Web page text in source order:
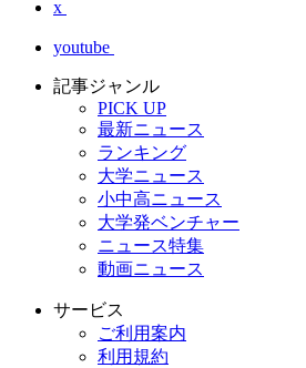
x
youtube
記事ジャンル
PICK UP
最新ニュース
ランキング
大学ニュース
小中高ニュース
大学発ベンチャー
ニュース特集
動画ニュース
サービス
ご利用案内
利用規約